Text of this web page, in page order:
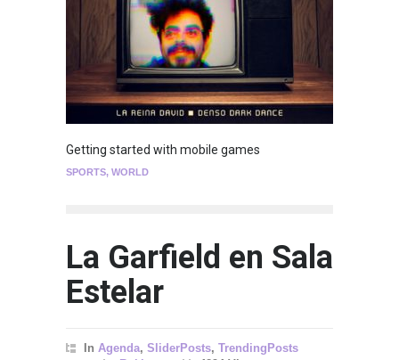
Getting started with mobile games
SPORTS, WORLD
La Garfield en Sala
Estelar
In Agenda, SliderPosts, TrendingPosts